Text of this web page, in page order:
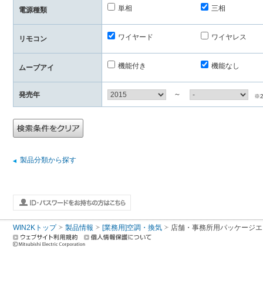
電源種類 単相 三相
リモコン ワイヤード ワイヤレス
ムーブアイ 機能付き 機能なし
発売年 ～
製品分類から探す
WIN2Kトップ 製品情報 [業務用]空調・換気 店舗・事務所用パッケージ